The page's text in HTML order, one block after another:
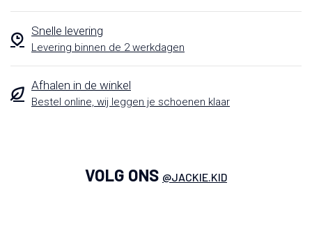
Snelle levering
Levering binnen de 2 werkdagen
Afhalen in de winkel
Bestel online, wij leggen je schoenen klaar
VOLG ONS @JACKIE.KID